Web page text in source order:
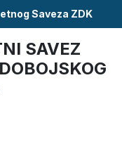
Saveza ZDK
SAVEZ